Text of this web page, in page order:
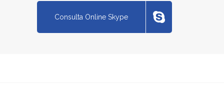
Consulta Online Skype